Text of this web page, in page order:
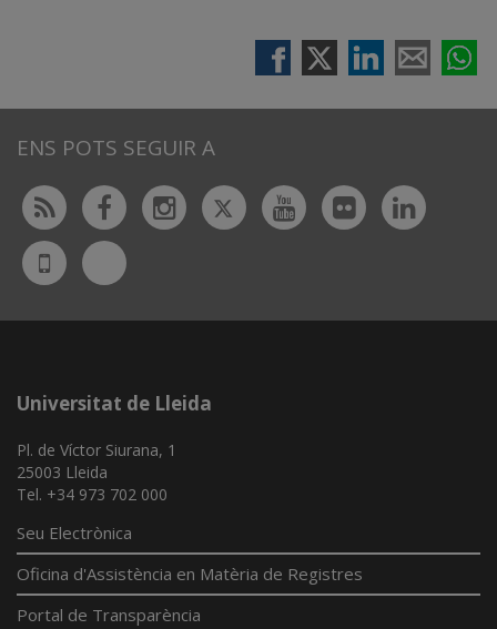
ENS POTS SEGUIR A
Rss FacebookInstagram
TwitterYoutubeFlickr
UdL
App
Bluesky
Universitat de Lleida
Pl. de Víctor Siurana, 1
25003 Lleida
Tel. +34 973 702 000
Seu Electrònica
Oficina d'Assistència en Matèria de Registres
Portal de Transparència